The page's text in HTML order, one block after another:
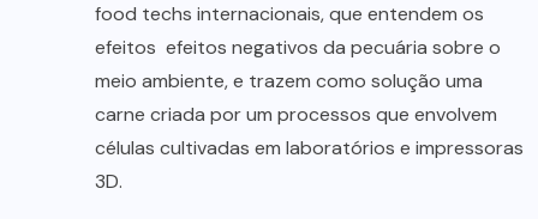
food techs internacionais, que entendem os
efeitos efeitos negativos da pecuária sobre o
meio ambiente, e trazem como solução uma
carne criada por um processos que envolvem
células cultivadas em laboratórios e impressoras
3D.